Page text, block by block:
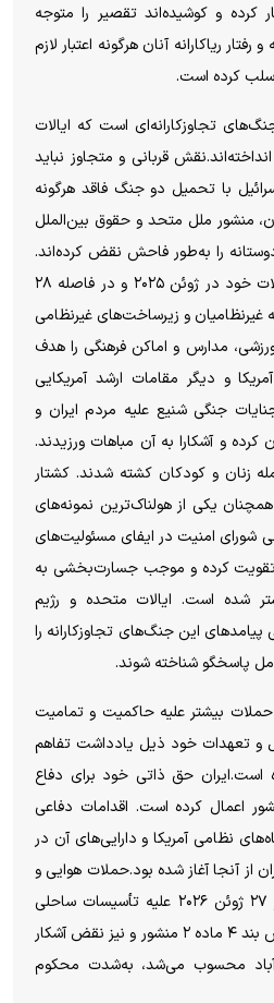
و کوشیده‌اند تقصیر را متوجه
ریاکارانه آنان هرگونه اعتبار لازم
سلب کرده است.
تجاوزکارانه‌ای است که ایالات
قربانی و متجاوز نباید
با تحمیل دو جنگ فاقد هرگونه
منشور ملل متحد و حقوق بین‌الملل
را به‌طور فاحش نقض کرده‌اند.
ایالات متحده در جریان حملات خود در ژوئن ۲۰۲۵ و در فاصله ۲۸
۲۰۲۶، عامدانه غیرنظامیان و زیرساخت‌های غیرنظامی
ورزشی، مدارس و اماکن فرهنگی را هدف
و دیگر مقامات ارشد آمریکایی
جنگی شنیع علیه مردم ایران و
و آشکارا به آن مباهات ورزیدند.
از جمله زنان و کودکان کشته شدند. کشتار
یکی از هولناک‌ترین نمونه‌های
شورای امنیت در ایفای مسئولیت‌های
تقویت کرده و موجب جسارت‌بخشی به
شده است. ایالات متحده و رژیم
این جنگ‌های تجاوزکارانه را
پاسخگو شناخته شوند.
حملات بیشتر علیه حاکمیت و تمامیت
آتش‌بس ۸ آوریل و تعهدات خود ذیل یادداشت تفاهم
است.ایران حق ذاتی خود برای دفاع
را مطابق ماده ۵۱منشور اعمال کرده است. اقدامات دفاعی
نظامی آمریکا و دارایی‌های آن در
از آنجا آغاز شده بود.حملات هوایی و
تجاوز اخیر ایالات متحده در ۲۷ ژوئن ۲۰۲۶ علیه تأسیسات ساحلی
جنوبی ایران را که نقض فاحش بند ۴ ماده ۲ منشور و نیز نقض آشکار
محسوب می‌شد، به‌شدت محکوم